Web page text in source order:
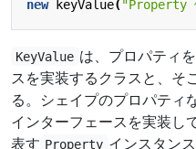
new keyValue( "Property
KeyValue は、プロパティ
スを実装するクラスと、そ
る。シェイプのプロパティ
インターフェースを実装し
表す Property インスタン